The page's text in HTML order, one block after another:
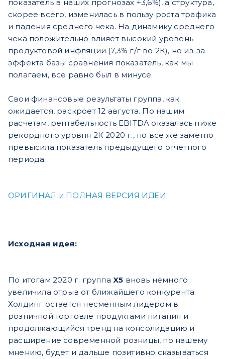
показатель в наших прогнозах +3,6%), а структура,
скорее всего, изменилась в пользу роста трафика
и падения среднего чека. На динамику среднего
чека положительно влияет высокий уровень
продуктовой инфляции (7,3% г/г во 2К), но из-за
эффекта базы сравнения показатель, как мы
полагаем, все равно был в минусе.
Свои финансовые результаты группа, как
ожидается, раскроет 12 августа. По нашим
расчетам, рентабельность EBITDA оказалась ниже
рекордного уровня 2К 2020 г., но все же заметно
превысила показатель предыдущего отчетного
периода.
ОРИГИНАЛ и ПОЛНАЯ ВЕРСИЯ ИДЕИ
Исходная идея:
По итогам 2020 г. группа X5 вновь немного
увеличила отрыв от ближайшего конкурента.
Холдинг остается несменным лидером в
розничной торговле продуктами питания и
продолжающийся тренд на консолидацию и
расширение современной розницы, по нашему
мнению, будет и дальше позитивно сказываться